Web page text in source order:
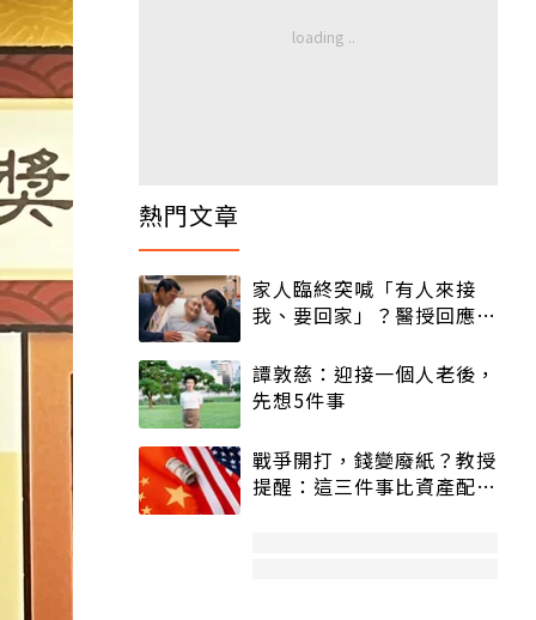
熱門文章
家人臨終突喊「有人來接
我、要回家」？醫授回應方
譚敦慈：迎接一個人老後，
先想5件事
戰爭開打，錢變廢紙？教授
提醒：這三件事比資產配置